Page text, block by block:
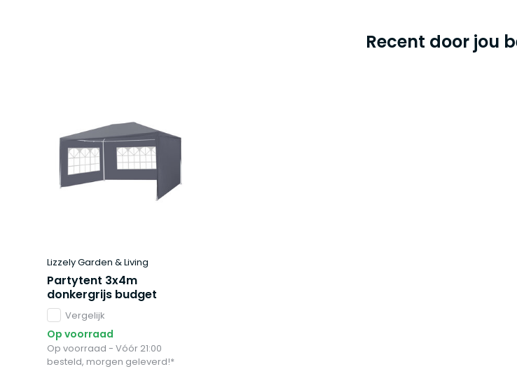
Recent door jou
Lizzely Garden & Living
Partytent 3x4m
donkergrijs budget
Vergelijk
Op voorraad
Op voorraad - Vóór 21:00
besteld, morgen geleverd!*